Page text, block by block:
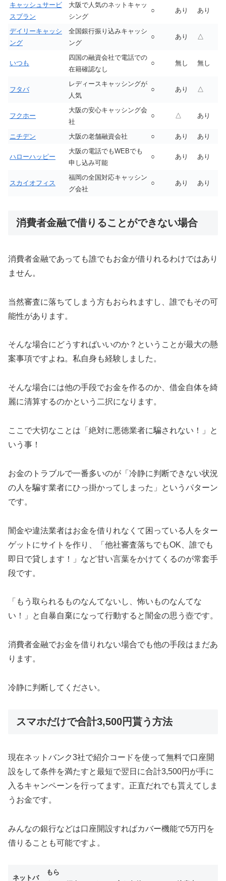
キャッシュサービ
スプラン
大阪で人気のネットキャッ
シング
○ あり あり
デイリーキャッシ
ング
全国銀行振り込みキャッシ
ング
○ あり △
いつも
四国の融資会社で電話での
在籍確認なし
○ 無し 無し
フタバ
レディースキャッシングが
人気
○ あり △
フクホー
大阪の安心キャッシング会
社
○ △ あり
ニチデン 大阪の老舗融資会社 ○ あり あり
ハローハッピー
大阪の電話でもWEBでも
申し込み可能
○ あり あり
スカイオフィス
福岡の全国対応キャッシン
グ会社
○ あり あり
消費者金融で借りることができない場合
消費者金融であっても誰でもお金が借りれるわけではあり
ません。
当然審査に落ちてしまう方もおられますし、誰でもその可
能性があります。
そんな場合にどうすればいいのか？ということが最大の懸
案事項ですよね。私自身も経験しました。
そんな場合には他の手段でお金を作るのか、借金自体を綺
麗に清算するのかという二択になります。
ここで大切なことは「絶対に悪徳業者に騙されない！」と
いう事！
お金のトラブルで一番多いのが「冷静に判断できない状況
の人を騙す業者にひっ掛かってしまった」というパターン
です。
闇金や違法業者はお金を借りれなくて困っている人をター
ゲットにサイトを作り、「他社審査落ちでもOK、誰でも
即日で貸します！」など甘い言葉をかけてくるのが常套手
段です。
「もう取られるものなんてないし、怖いものなんてな
い！」と自暴自棄になって行動すると闇金の思う壺です。
消費者金融でお金を借りれない場合でも他の手段はまだあ
ります。
冷静に判断してください。
スマホだけで合計3,500円貰う方法
現在ネットバンク3社で紹介コードを使って無料で口座開
設をして条件を満たすと最短で翌日に合計3,500円が手に
入るキャンペーンを行ってます。正直だれでも貰えてしま
うお金です。
みんなの銀行などは口座開設すればカバー機能で5万円を
借りることも可能ですよ。
ネットバ
もら